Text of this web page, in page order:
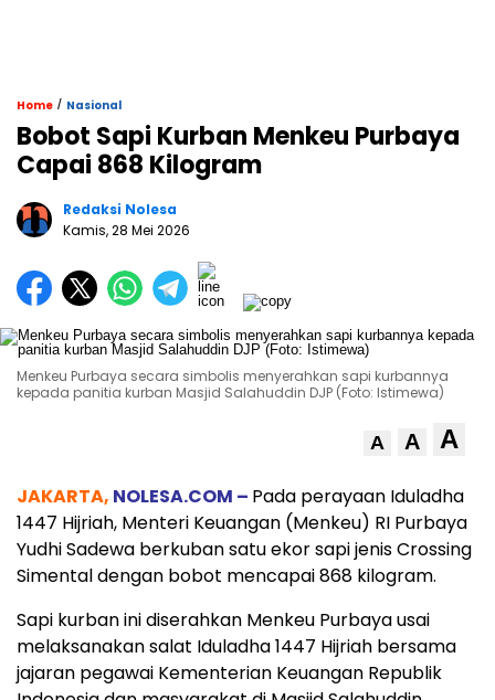
Home / Nasional
Bobot Sapi Kurban Menkeu Purbaya
Capai 868 Kilogram
Redaksi Nolesa
Kamis, 28 Mei 2026
Menkeu Purbaya secara simbolis menyerahkan sapi kurbannya
kepada panitia kurban Masjid Salahuddin DJP (Foto: Istimewa)
A A A
JAKARTA, NOLESA.COM – Pada perayaan Iduladha
1447 Hijriah, Menteri Keuangan (Menkeu) RI Purbaya
Yudhi Sadewa berkuban satu ekor sapi jenis Crossing
Simental dengan bobot mencapai 868 kilogram.
Sapi kurban ini diserahkan Menkeu Purbaya usai
melaksanakan salat Iduladha 1447 Hijriah bersama
jajaran pegawai Kementerian Keuangan Republik